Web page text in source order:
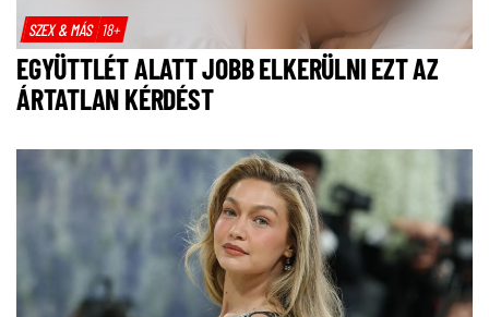
SZEX & MÁS 18+
EGYÜTTLÉT ALATT JOBB ELKERÜLNI EZT AZ
ÁRTATLAN KÉRDÉST